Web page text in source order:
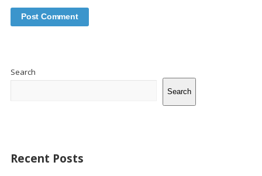
Search
Search
Recent Posts